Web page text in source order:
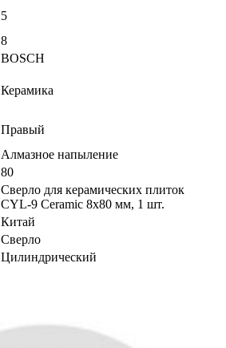
5
8
BOSCH
Керамика
Правый
Алмазное напыление
80
Сверло для керамических плиток
CYL-9 Ceramic 8х80 мм, 1 шт.
Китай
Сверло
Цилиндрический